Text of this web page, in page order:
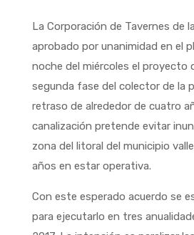
La Corporación de Tavernes de
aprobado por unanimidad en el
noche del miércoles el proyecto
segunda fase del colector de la
retraso de alrededor de cuatro
canalización pretende evitar
zona del litoral del municipio
años en estar operativa.
Con este esperado acuerdo se
para ejecutarlo en tres